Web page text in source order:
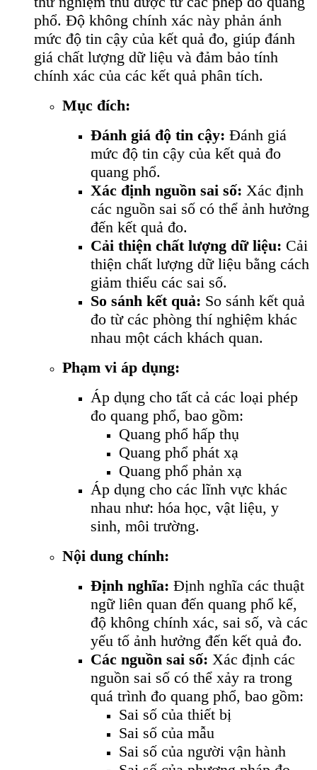
phổ. Độ không chính xác này phản ánh
mức độ tin cậy của kết quả đo, giúp đánh
giá chất lượng dữ liệu và đảm bảo tính
chính xác của các kết quả phân tích.
Mục đích:
Đánh giá độ tin cậy: Đánh giá
mức độ tin cậy của kết quả đo
quang phổ.
Xác định nguồn sai số: Xác định
các nguồn sai số có thể ảnh hưởng
đến kết quả đo.
Cải thiện chất lượng dữ liệu: Cải
thiện chất lượng dữ liệu bằng cách
giảm thiểu các sai số.
So sánh kết quả: So sánh kết quả
đo từ các phòng thí nghiệm khác
nhau một cách khách quan.
Phạm vi áp dụng:
Áp dụng cho tất cả các loại phép
đo quang phổ, bao gồm:
Quang phổ hấp thụ
Quang phổ phát xạ
Quang phổ phản xạ
Áp dụng cho các lĩnh vực khác
nhau như: hóa học, vật liệu, y
sinh, môi trường.
Nội dung chính:
Định nghĩa: Định nghĩa các thuật
ngữ liên quan đến quang phổ kế,
độ không chính xác, sai số, và các
yếu tố ảnh hưởng đến kết quả đo.
Các nguồn sai số: Xác định các
nguồn sai số có thể xảy ra trong
quá trình đo quang phổ, bao gồm:
Sai số của thiết bị
Sai số của mẫu
Sai số của người vận hành